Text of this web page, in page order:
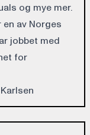
og mye mer.
av Norges
jobbet med
for